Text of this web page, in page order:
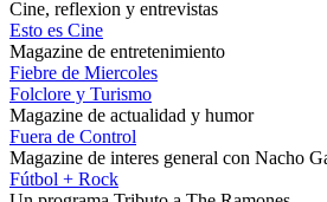
Cine, reflexion y entrevistas
Esto es Cine
Magazine de entretenimiento
Fiebre de Miercoles
Folclore y Turismo
Magazine de actualidad y humor
Fuera de Control
Magazine de interes general con Nacho
Fútbol + Rock